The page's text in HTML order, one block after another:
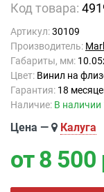
Код товара:
Артикул:30109
Производитель:
Габариты, мм:
Цвет: Винил на
Гарантия: 18
Наличие: В наличии
Цена — Калуга
от 8 500